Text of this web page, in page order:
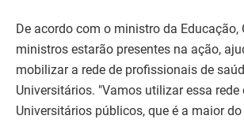
De acordo com o ministro da Educação,
ministros estarão presentes na ação,
mobilizar a rede de profissionais de
Universitários. "Vamos utilizar essa
Universitários públicos, que é a maior